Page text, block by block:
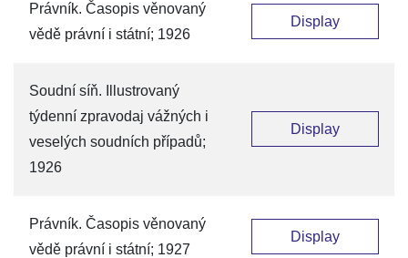
Právník. Časopis věnovaný
vědě právní i státní; 1926
Display
Soudní síň. Illustrovaný
týdenní zpravodaj vážných i
veselých soudních případů;
1926
Display
Právník. Časopis věnovaný
vědě právní i státní; 1927
Display